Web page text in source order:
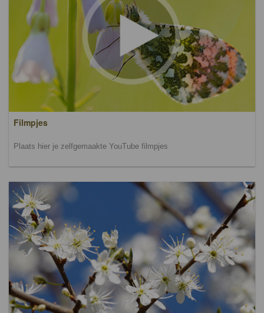
Filmpjes
Plaats hier je zelfgemaakte YouTube filmpjes